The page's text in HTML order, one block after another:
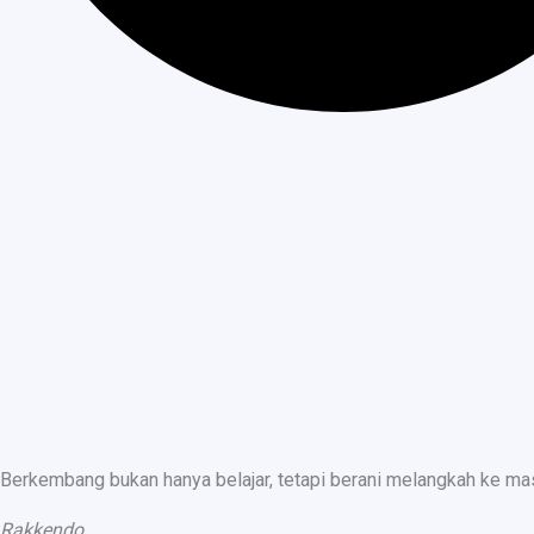
Berkembang bukan hanya belajar, tetapi berani melangkah ke